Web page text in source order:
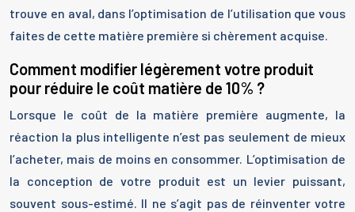
trouve en aval, dans l’optimisation de l’utilisation que vous
faites de cette matière première si chèrement acquise.
Comment modifier légèrement votre produit
pour réduire le coût matière de 10% ?
Lorsque le coût de la matière première augmente, la
réaction la plus intelligente n’est pas seulement de mieux
l’acheter, mais de moins en consommer. L’optimisation de
la conception de votre produit est un levier puissant,
souvent sous-estimé. Il ne s’agit pas de réinventer votre